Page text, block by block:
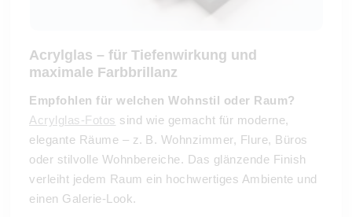
Acrylglas – für Tiefenwirkung und
maximale Farbbrillanz
Empfohlen für welchen Wohnstil oder Raum?
Acrylglas-Fotos sind wie gemacht für moderne,
elegante Räume – z. B. Wohnzimmer, Flure, Büros
oder stilvolle Wohnbereiche. Das glänzende Finish
verleiht jedem Raum ein hochwertiges Ambiente und
einen Galerie-Look.